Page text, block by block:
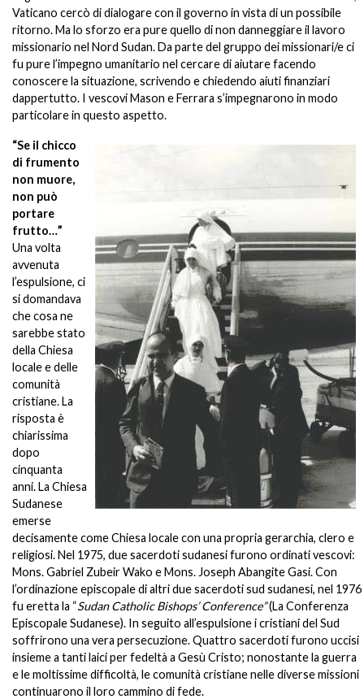
Vaticano cercò di dialogare con il governo in vista di un possibile
ritorno. Ma lo sforzo era pure quello di non danneggiare il lavoro
missionario nel Nord Sudan. Da parte del gruppo dei missionari/e ci
fu pure l’impegno umanitario nel cercare di aiutare facendo
conoscere la situazione, scrivendo e chiedendo aiuti finanziari
dappertutto. I vescovi Mason e Ferrara s’impegnarono in modo
particolare in questo aspetto.
“Se il chicco
di frumento
non muore,
non può
portare
frutto…”
Una volta
avvenuta
l’espulsione, ci
si domandava
che cosa ne
sarebbe stato
della Chiesa
locale e delle
comunità
cristiane. La
risposta è
chiarissima
dopo
cinquanta
anni. La Chiesa
Sudanese
emerse
decisamente come Chiesa locale con una propria gerarchia, clero e
religiosi. Nel 1975, due sacerdoti sudanesi furono ordinati vescovi:
Mons. Gabriel Zubeir Wako e Mons. Joseph Abangite Gasi. Con
l’ordinazione episcopale di altri due sacerdoti sud sudanesi, nel 1976
fu eretta la “Sudan Catholic Bishops’ Conference”(La Conferenza
Episcopale Sudanese). In seguito all’espulsione i cristiani del Sud
soffrirono una vera persecuzione. Quattro sacerdoti furono uccisi
insieme a tanti laici per fedeltà a Gesù Cristo; nonostante la guerra
e le moltissime difficoltà, le comunità cristiane nelle diverse missioni
continuarono il loro cammino di fede.